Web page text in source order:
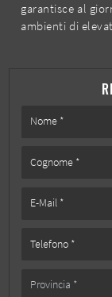
garantisce al
ambienti di